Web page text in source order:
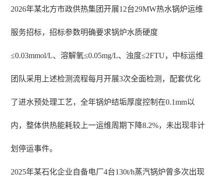
2026年某北方市政供热集团开展12台29MW热水锅炉运维
服务招标，招标参数明确要求锅炉水质硬度
≤0.03mmol/L、溶解氧≤0.05mg/L、浊度≤2FTU，中标运维
团队采用上述检测流程每月开展3次全面检测，配套优化
了进水预处理工艺，全年锅炉结垢厚度控制在0.1mm以
内，整体供热能耗较上一运维周期下降8.2%，未出现非计
划停运事件。
2025年某石化企业自备电厂4台130t/h蒸汽锅炉曾多次出现